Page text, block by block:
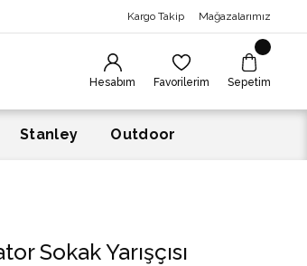
Kargo Takip Mağazalarımız
Hesabım Favorilerim Sepetim
Stanley Outdoor
Sokak Yarışçısı